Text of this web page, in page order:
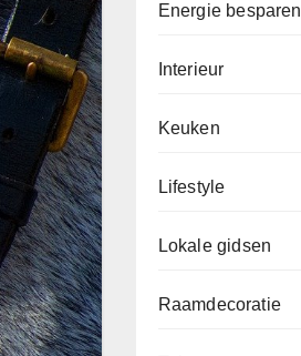
Energie besparen
Interieur
Keuken
Lifestyle
Lokale gidsen
Raamdecoratie